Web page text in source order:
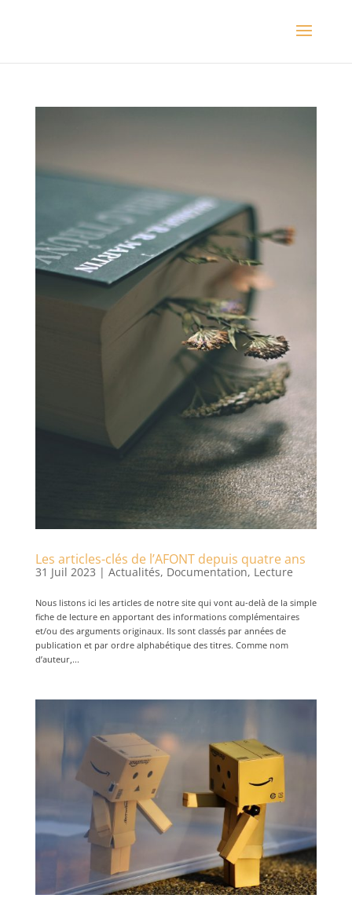
Les articles-clés de l’AFONT depuis quatre ans
31 Juil 2023 | Actualités, Documentation, Lecture
Nous listons ici les articles de notre site qui vont au-delà de la simple
fiche de lecture en apportant des informations complémentaires
et/ou des arguments originaux. Ils sont classés par années de
publication et par ordre alphabétique des titres. Comme nom
d’auteur,...